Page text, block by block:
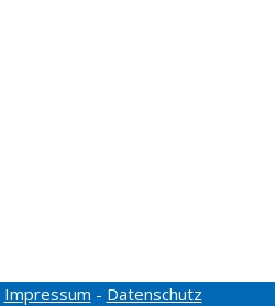
Impressum - Datenschutz